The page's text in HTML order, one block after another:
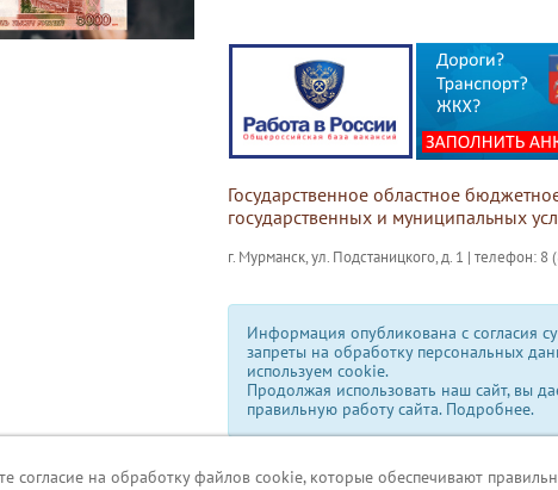
Государственное областное
государственных и муниципальных
г. Мурманск, ул. Подстаницкого, д. 1 | телефон:
Информация опубликована с согласия
запреты на обработку персональных
используем сookie.
Продолжая использовать наш сайт, вы
правильную работу сайта. Подробнее.
согласие на обработку файлов cookie, которые обеспечивают